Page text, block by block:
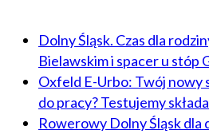
Dolny Śląsk. Czas dla
Bielawskim i spacer u stóp
Oxfeld E-Urbo: Twój nowy
do pracy? Testujemy
Rowerowy Dolny Śląsk dla